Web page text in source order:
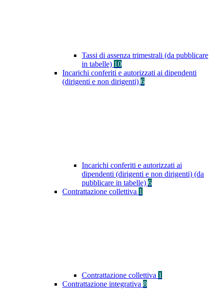
Tassi di assenza trimestrali (da pubblicare
in tabelle) 10
Incarichi conferiti e autorizzati ai dipendenti
(dirigenti e non dirigenti) 6
Incarichi conferiti e autorizzati ai
dipendenti (dirigenti e non dirigenti) (da
pubblicare in tabelle) 6
Contrattazione collettiva 1
Contrattazione collettiva 1
Contrattazione integrativa 8